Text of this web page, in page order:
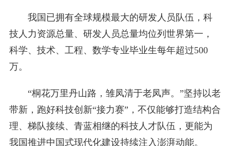
我国已拥有全球规模最大的研发人员队伍，科
技人力资源总量、研发人员总量均位列世界第一，
科学、技术、工程、数学专业毕业生每年超过500
万。
“桐花万里丹山路，雏凤清于老凤声。”坚持以老
带新，跑好科技创新“接力赛”，不仅能够打造结构合
理、梯队接续、青蓝相继的科技人才队伍，更能为
我国推进中国式现代化建设持续注入澎湃动能。